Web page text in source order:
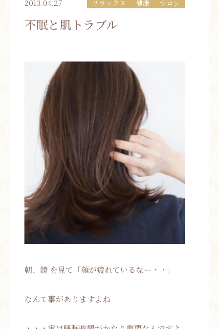
お問い合わせ
2013.04.27 リラックス 健康 サロン
不眠と肌トラブル
朝、鏡 を見て「顔が疲れているなー・・」
なんて事がありますよね